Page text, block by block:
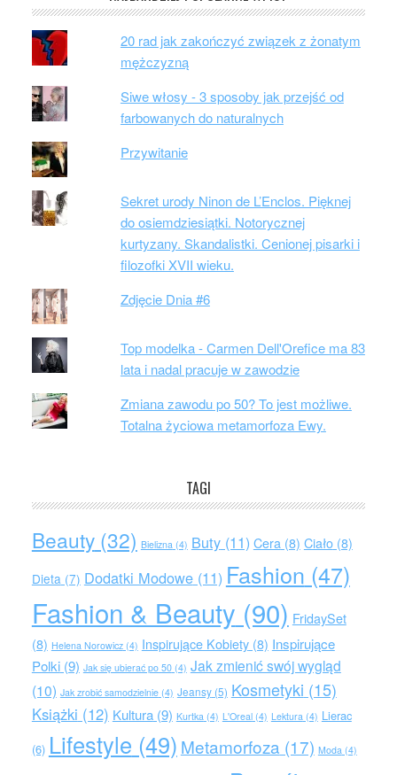
20 rad jak zakończyć związek z żonatym
mężczyzną
Siwe włosy - 3 sposoby jak przejść od
farbowanych do naturalnych
Przywitanie
Sekret urody Ninon de L’Enclos. Pięknej
do osiemdziesiątki. Notorycznej
kurtyzany. Skandalistki. Cenionej pisarki i
filozofki XVII wieku.
Zdjęcie Dnia #6
Top modelka - Carmen Dell'Orefice ma 83
lata i nadal pracuje w zawodzie
Zmiana zawodu po 50? To jest możliwe.
Totalna życiowa metamorfoza Ewy.
TAGI
Beauty(32) Bielizna(4) Buty(11) Cera(8) Ciało(8)
Dieta(7) Dodatki Modowe(11) Fashion (47)
Fashion & Beauty (90) FridaySet
(8) Helena Norowicz(4) Inspirujące Kobiety(8) Inspirujące
Polki(9) Jak się ubierać po 50(4) Jak zmienić swój wygląd
(10) Jak zrobić samodzielnie(4) Jeansy(5) Kosmetyki (15)
Książki (12) Kultura(9) Kurtka(4) L'Oreal(4) Lektura(4) Lierac
(6) Lifestyle (49) Metamorfoza (17) Moda(4)